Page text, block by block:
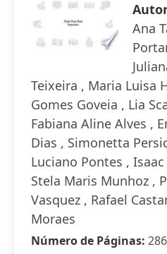
Ana
Teixeira , Maria Luisa
Gomes Goveia , Lia
Fabiana Aline Alves ,
Dias , Simonetta
Luciano Pontes ,
Stela Maris Munhoz ,
Vasquez , Rafael
Moraes
Número de Páginas: 286